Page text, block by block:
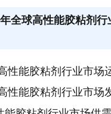
全球高性能胶粘剂行
性能胶粘剂行业市场
性能胶粘剂行业市场